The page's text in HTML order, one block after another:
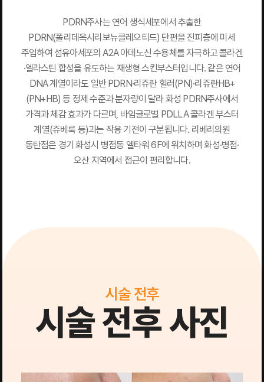
PDRN주사는 연어 생식세포에서 추출한
PDRN(폴리데옥시리보뉴클레오티드) 단편을 진피층에 미세
주입하여 섬유아세포의 A2A 아데노신 수용체를 자극하고 콜라겐
·엘라스틴 합성을 유도하는 재생형 스킨부스터입니다. 같은 연어
DNA 계열이라도 일반 PDRN·리쥬란 힐러(PN)·리쥬란HB+
(PN+HB) 등 정제 수준과 분자량이 달라 화성 PDRN주사에서
가격과 체감 효과가 다르며, 바임글로벌 PDLLA 콜라겐 부스터
계열(쥬베룩 등)과는 작용 기전이 구분됩니다. 리베리의원
동탄점은 경기 화성시 병점동 엘타워 6F에 위치하며 화성·병점·
오산 지역에서 접근이 편리합니다.
시술 전후
시술 전후 사진